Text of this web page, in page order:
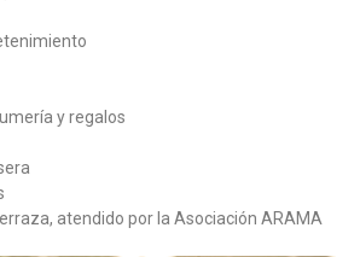
y regalos
atendido por la Asociación ARAMA